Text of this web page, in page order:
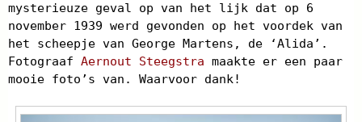
mysterieuze geval op van het lijk dat op 6
november 1939 werd gevonden op het voordek van
het scheepje van George Martens, de ‘Alida’.
Fotograaf Aernout Steegstra maakte er een paar
mooie foto’s van. Waarvoor dank!